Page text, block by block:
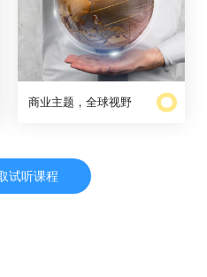
商业主题，全球视野
试听课程